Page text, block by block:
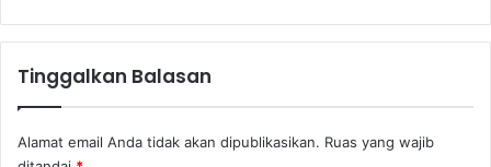
e
p
e
S
Tinggalkan Balasan
Alamat email Anda tidak akan dipublikasikan. Ruas yang wajib